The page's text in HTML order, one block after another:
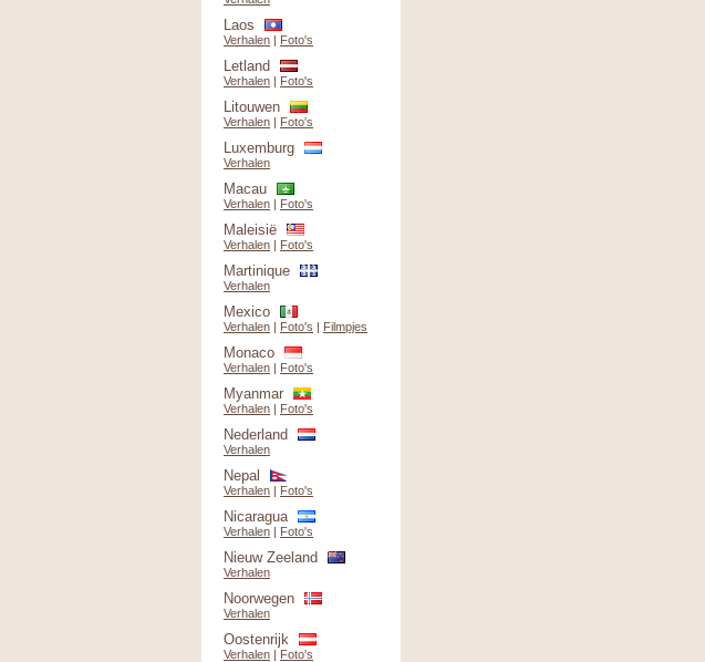
Laos
Verhalen | Foto's
Letland
Verhalen | Foto's
Litouwen
Verhalen | Foto's
Luxemburg
Verhalen
Macau
Verhalen | Foto's
Maleisië
Verhalen | Foto's
Martinique
Verhalen
Mexico
Verhalen | Foto's | Filmpjes
Monaco
Verhalen | Foto's
Myanmar
Verhalen | Foto's
Nederland
Verhalen
Nepal
Verhalen | Foto's
Nicaragua
Verhalen | Foto's
Nieuw Zeeland
Verhalen
Noorwegen
Verhalen
Oostenrijk
Verhalen | Foto's